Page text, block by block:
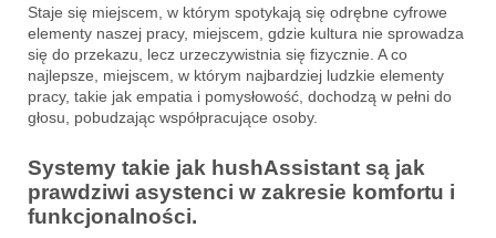
Staje się miejscem, w którym spotykają się odrębne cyfrowe
elementy naszej pracy, miejscem, gdzie kultura nie sprowadza
się do przekazu, lecz urzeczywistnia się fizycznie. A co
najlepsze, miejscem, w którym najbardziej ludzkie elementy
pracy, takie jak empatia i pomysłowość, dochodzą w pełni do
głosu, pobudzając współpracujące osoby.
Systemy takie jak hushAssistant są jak
prawdziwi asystenci w zakresie komfortu i
funkcjonalności.